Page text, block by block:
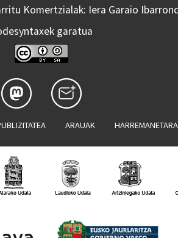
Komertzialak: Iera Garaio
garatua
ARAUAK